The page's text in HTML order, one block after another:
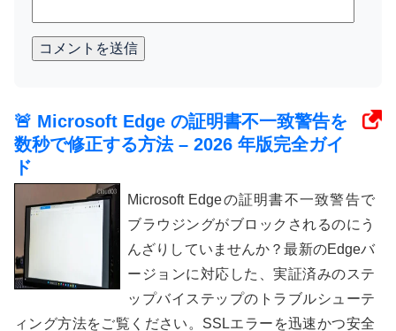
コメントを送信
🚨 Microsoft Edge の証明書不一致警告を
数秒で修正する方法 – 2026 年版完全ガイ
ド
Microsoft Edgeの証明書不一致警告で
ブラウジングがブロックされるのにう
んざりしていませんか？最新のEdgeバ
ージョンに対応した、実証済みのステ
ップバイステップのトラブルシューテ
ィング方法をご覧ください。SSLエラーを迅速かつ安全